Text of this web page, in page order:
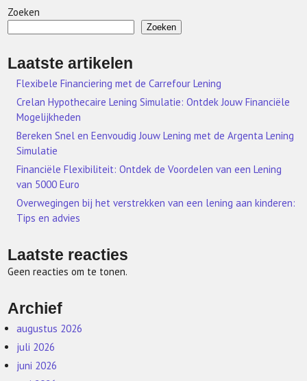
Zoeken
Zoeken
Laatste artikelen
Flexibele Financiering met de Carrefour Lening
Crelan Hypothecaire Lening Simulatie: Ontdek Jouw Financiële
Mogelijkheden
Bereken Snel en Eenvoudig Jouw Lening met de Argenta Lening
Simulatie
Financiële Flexibiliteit: Ontdek de Voordelen van een Lening
van 5000 Euro
Overwegingen bij het verstrekken van een lening aan kinderen:
Tips en advies
Laatste reacties
Geen reacties om te tonen.
Archief
augustus 2026
juli 2026
juni 2026